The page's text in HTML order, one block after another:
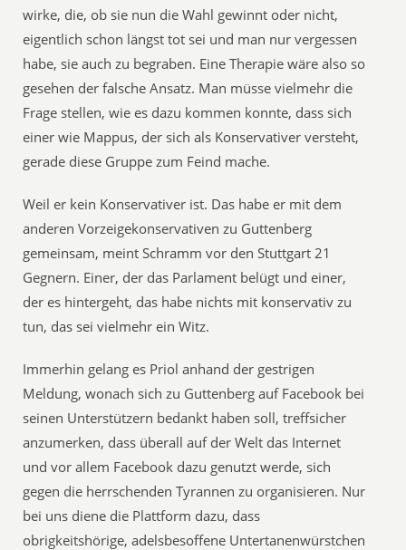
wirke, die, ob sie nun die Wahl gewinnt oder nicht,
eigentlich schon längst tot sei und man nur vergessen
habe, sie auch zu begraben. Eine Therapie wäre also so
gesehen der falsche Ansatz. Man müsse vielmehr die
Frage stellen, wie es dazu kommen konnte, dass sich
einer wie Mappus, der sich als Konservativer versteht,
gerade diese Gruppe zum Feind mache.
Weil er kein Konservativer ist. Das habe er mit dem
anderen Vorzeigekonservativen zu Guttenberg
gemeinsam, meint Schramm vor den Stuttgart 21
Gegnern. Einer, der das Parlament belügt und einer,
der es hintergeht, das habe nichts mit konservativ zu
tun, das sei vielmehr ein Witz.
Immerhin gelang es Priol anhand der gestrigen
Meldung, wonach sich zu Guttenberg auf Facebook bei
seinen Unterstützern bedankt haben soll, treffsicher
anzumerken, dass überall auf der Welt das Internet
und vor allem Facebook dazu genutzt werde, sich
gegen die herrschenden Tyrannen zu organisieren. Nur
bei uns diene die Plattform dazu, dass
obrigkeitshörige, adelsbesoffene Untertanenwürstchen